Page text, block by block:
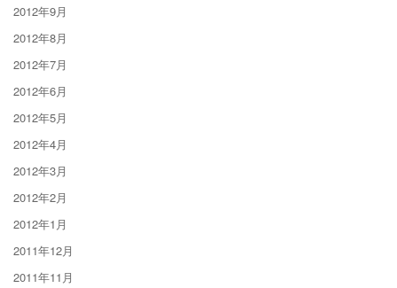
2012年9月
2012年8月
2012年7月
2012年6月
2012年5月
2012年4月
2012年3月
2012年2月
2012年1月
2011年12月
2011年11月